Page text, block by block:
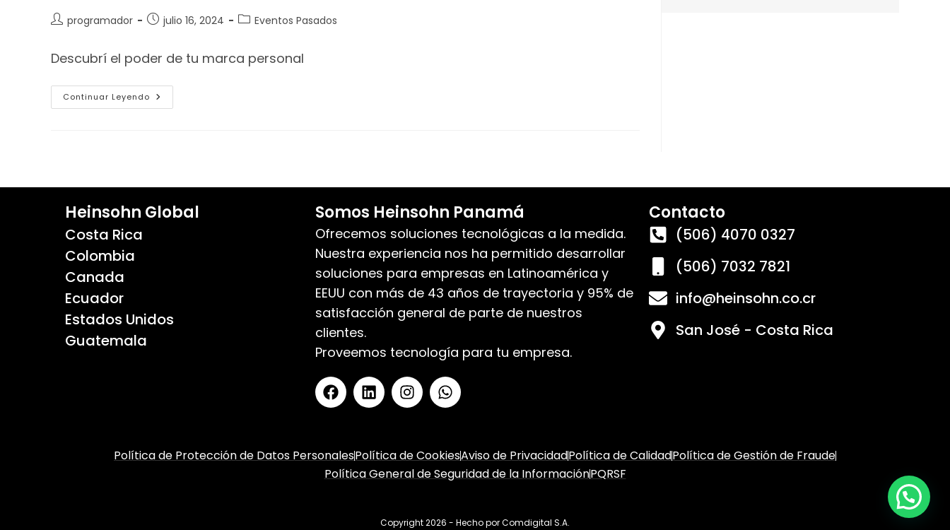
programador julio 16, 2024 Eventos Pasados
Descubrí el poder de tu marca personal
Continuar Leyendo
Heinsohn Global
Costa Rica
Colombia
Canada
Ecuador
Estados Unidos
Guatemala
Somos Heinsohn Panamá
Ofrecemos soluciones tecnológicas a la medida.
Nuestra experiencia nos ha permitido desarrollar
soluciones para empresas en Latinoamérica y
EEUU con más de 43 años de trayectoria y 95% de
satisfacción general de parte de nuestros
clientes.
Proveemos tecnología para tu empresa.
Contacto
(506) 4070 0327
(506) 7032 7821
info@heinsohn.co.cr
San José - Costa Rica
Política de Protección de Datos PersonalesPolítica de CookiesAviso de PrivacidadPolítica de CalidadPolítica de Gestión de Fraude
Política General de Seguridad de la InformaciónPQRSF
Copyright 2026 - Hecho porComdigital S.A.